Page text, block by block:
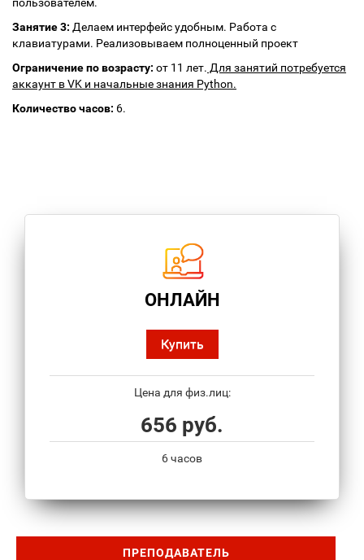
Занятие 3: Делаем интерфейс удобным. Работа с
клавиатурами. Реализовываем полноценный проект
Ограничение по возрасту: от 11 лет. Для занятий потребуется
аккаунт в VK и начальные знания Python.
Количество часов: 6.
ОНЛАЙН
Купить
Цена для физ.лиц:
656 руб.
6 часов
ПРЕПОДАВАТЕЛЬ